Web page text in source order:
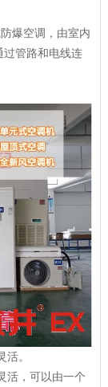
爆空调，由室内
过管路和电线连
。
活，可以由一个